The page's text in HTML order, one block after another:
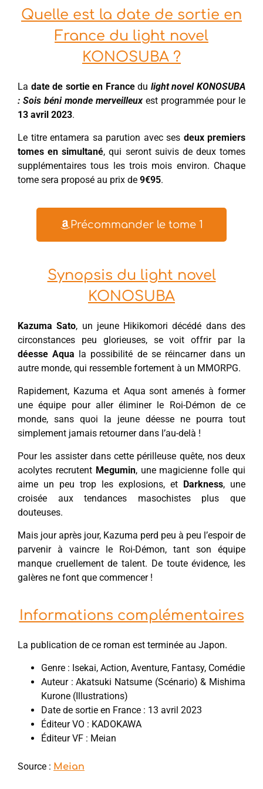
Quelle est la date de sortie en
France du light novel
KONOSUBA ?
La date de sortie en Francedu light novel KONOSUBA
: Sois béni monde merveilleux est programmée pour le
13 avril 2023.
Le titre entamera sa parution avec ses deux premiers
tomes en simultané, qui seront suivis de deux tomes
supplémentaires tous les trois mois environ. Chaque
tome sera proposé au prix de 9€95.
Précommander le tome 1
Synopsis du light novel
KONOSUBA
Kazuma Sato, un jeune Hikikomori décédé dans des
circonstances peu glorieuses, se voit offrir par la
déesse Aqua la possibilité de se réincarner dans un
autre monde, qui ressemble fortement à un MMORPG.
Rapidement, Kazuma et Aqua sont amenés à former
une équipe pour aller éliminer le Roi-Démon de ce
monde, sans quoi la jeune déesse ne pourra tout
simplement jamais retourner dans l’au-delà !
Pour les assister dans cette périlleuse quête, nos deux
acolytes recrutent Megumin, une magicienne folle qui
aime un peu trop les explosions, et Darkness, une
croisée aux tendances masochistes plus que
douteuses.
Mais jour après jour, Kazuma perd peu à peu l’espoir de
parvenir à vaincre le Roi-Démon, tant son équipe
manque cruellement de talent. De toute évidence, les
galères ne font que commencer !
Informations complémentaires
La publication de ce roman est terminée au Japon.
Genre : Isekai, Action, Aventure, Fantasy, Comédie
Auteur : Akatsuki Natsume (Scénario) & Mishima
Kurone (Illustrations)
Date de sortie en France : 13 avril 2023
Éditeur VO : KADOKAWA
Éditeur VF : Meian
Source : Meian